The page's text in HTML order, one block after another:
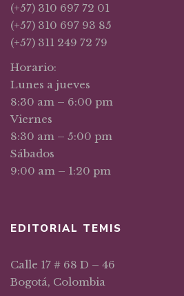
(+57) 310 697 72 01
(+57) 310 697 93 85
(+57) 311 249 72 79
Horario:
Lunes a jueves
8:30 am – 6:00 pm
Viernes
8:30 am – 5:00 pm
Sábados
9:00 am – 1:20 pm
EDITORIAL TEMIS
Calle 17 # 68 D – 46
Bogotá, Colombia